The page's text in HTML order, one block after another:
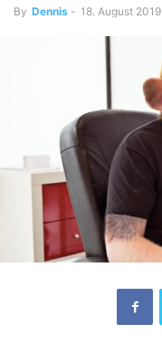
By Dennis - 18. August 2019